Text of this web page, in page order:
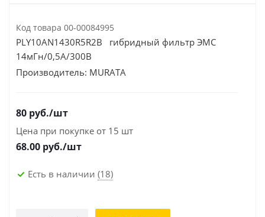
Код товара 00-00084995
PLY10AN1430R5R2B гибридный фильтр ЭМС
14мГн/0,5А/300В
Производитель: MURATA
80 руб./шт
Цена при покупке от 15 шт
68.00 руб./шт
Есть в наличии (18)